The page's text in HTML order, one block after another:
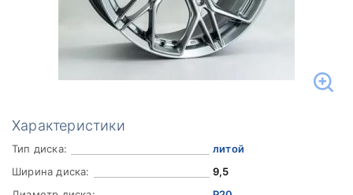
Характеристики
Тип диска:
литой
Ширина диска:
9,5